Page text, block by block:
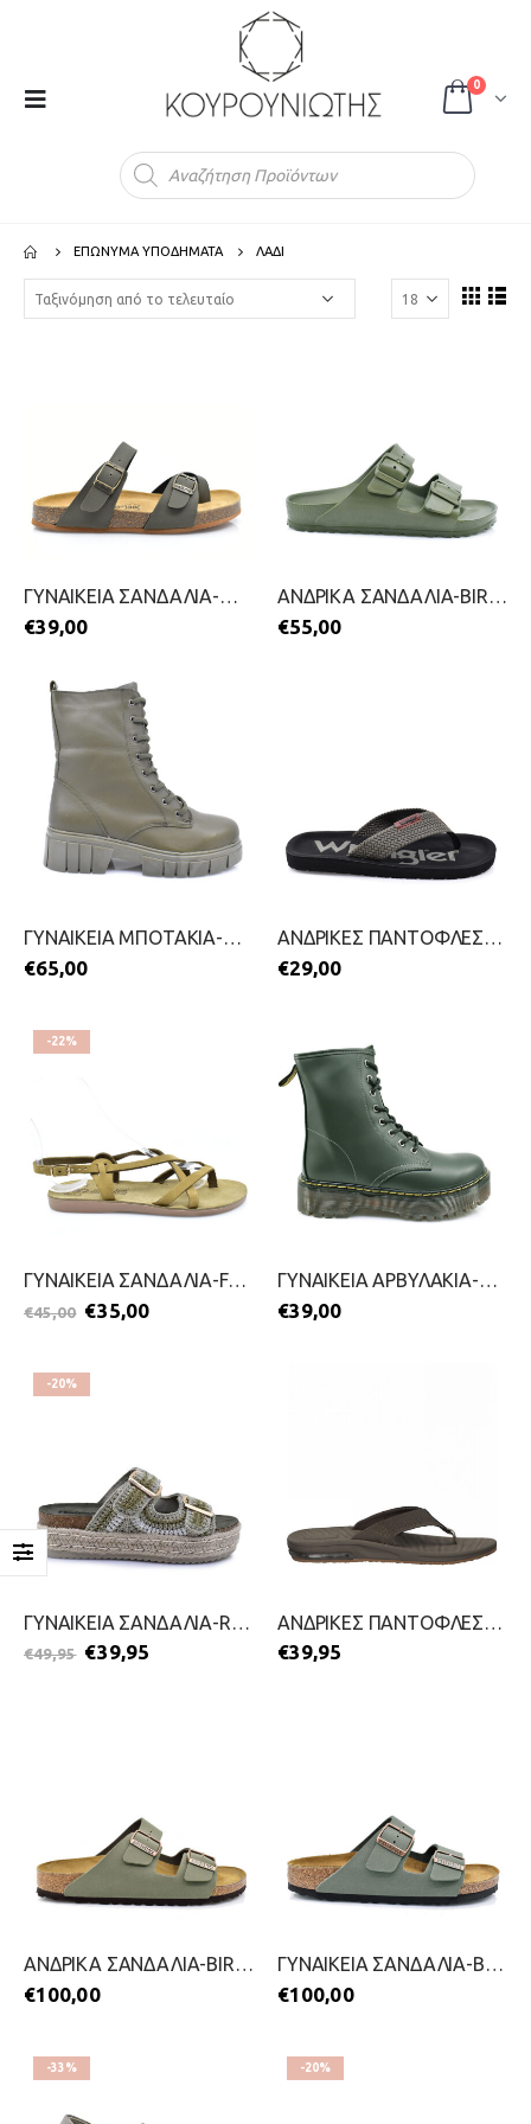
0
ΕΠΩΝΥΜΑ ΥΠΟΔΗΜΑΤΑ ΛΑΔΙ
ΓΥΝΑΙΚΕΙΑ ΣΑΝΔΑΛΙΑ-WALK ME-2199-0418-ΛΑΔΙ
€39,00
ΑΝΔΡΙΚΑ ΣΑΝΔΑΛΙΑ-BIRKENSTOCK-2399-0589-ΛΑΔΙ
€55,00
ΓΥΝΑΙΚΕΙΑ ΜΠΟΤΑΚΙΑ-AEROSTEP ANATOMIC-2211-0279-ΛΑΔΙ
€65,00
ΑΝΔΡΙΚΕΣ ΠΑΝΤΟΦΛΕΣ-WRANGLER-2699-0402-ΛΑΔΙ
€29,00
-22%
ΓΥΝΑΙΚΕΙΑ ΣΑΝΔΑΛΙΑ-FANTASY SANDALS-2199-0661-ΛΑΔΙ
€45,00 €35,00
ΓΥΝΑΙΚΕΙΑ ΑΡΒΥΛΑΚΙΑ-NIKOL-2411-0270-ΛΑΔΙ
€39,00
-20%
ΓΥΝΑΙΚΕΙΑ ΣΑΝΔΑΛΙΑ-REFRESH-2599-0099-ΛΑΔΙ
€49,95 €39,95
ΑΝΔΡΙΚΕΣ ΠΑΝΤΟΦΛΕΣ-S.OLIVER-2199-0640-ΛΑΔΙ
€39,95
ΑΝΔΡΙΚΑ ΣΑΝΔΑΛΙΑ-BIRKENSTOCK-2399-0586-ΛΑΔΙ
€100,00
ΓΥΝΑΙΚΕΙΑ ΣΑΝΔΑΛΙΑ-BIRKENSTOCK-2399-0588-ΛΑΔΙ
€100,00
-33% -20%